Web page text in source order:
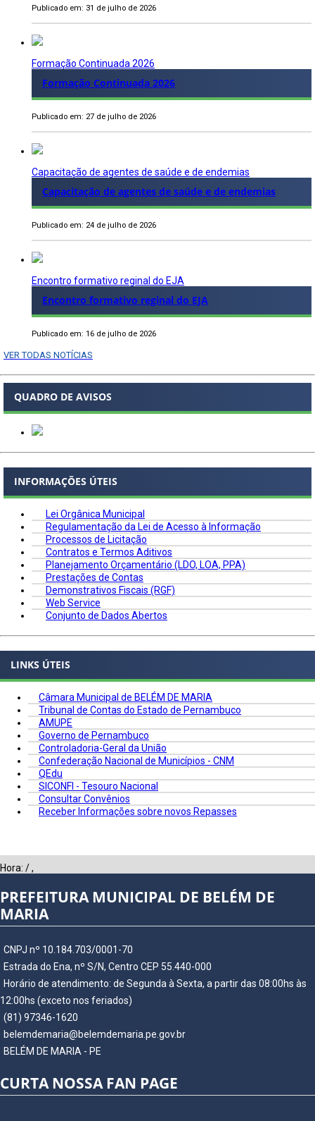
Publicado em: 31 de julho de 2026
Formação Continuada 2026
Formação Continuada 2026
Publicado em: 27 de julho de 2026
Capacitação de agentes de saúde e de endemias
Capacitação de agentes de saúde e de endemias
Publicado em: 24 de julho de 2026
Encontro formativo reginal do EJA
Encontro formativo reginal do EJA
Publicado em: 16 de julho de 2026
VER TODAS NOTÍCIAS
QUADRO DE AVISOS
INFORMAÇÕES ÚTEIS
Lei Orgânica Municipal
Regulamentação da Lei de Acesso à Informação
Processos de Licitação
Contratos e Termos Aditivos
Planejamento Orçamentário (LDO, LOA, PPA)
Prestações de Contas
Demonstrativos Fiscais (RGF)
Web Service
Conjunto de Dados Abertos
LINKS ÚTEIS
Câmara Municipal de BELÉM DE MARIA
Tribunal de Contas do Estado de Pernambuco
AMUPE
Governo de Pernambuco
Controladoria-Geral da União
Confederação Nacional de Municípios - CNM
QEdu
SICONFI - Tesouro Nacional
Consultar Convênios
Receber Informações sobre novos Repasses
Hora: /,
PREFEITURA MUNICIPAL DE BELÉM DE
MARIA
CNPJ nº 10.184.703/0001-70
Estrada do Ena, nº S/N, Centro CEP 55.440-000
Horário de atendimento: de Segunda à Sexta, a partir das 08:00hs às
12:00hs (exceto nos feriados)
(81) 97346-1620
belemdemaria@belemdemaria.pe.gov.br
BELÉM DE MARIA - PE
CURTA NOSSA FAN PAGE